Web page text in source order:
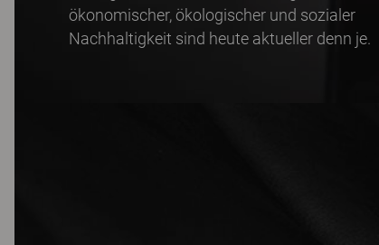
ökonomischer, ökologischer und sozialer
Nachhaltigkeit sind heute aktueller denn je.